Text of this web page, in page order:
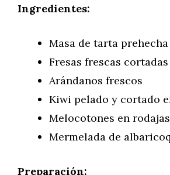
Ingredientes:
Masa de tarta prehecha
Fresas frescas
Arándanos frescos
Kiwi pelado y cortado
Melocotones en
Mermelada de
Preparación: